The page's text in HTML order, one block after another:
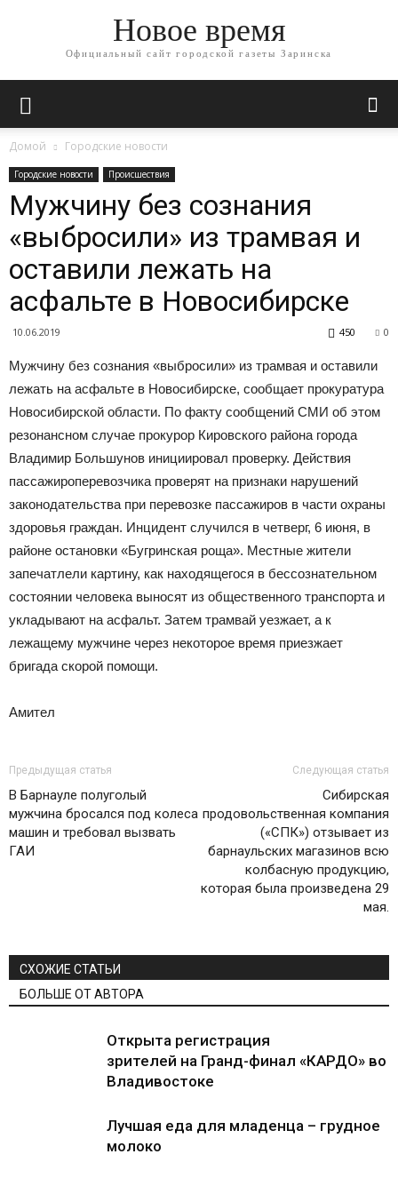
Новое время
Официальный сайт городской газеты Заринска
Домой Городские новости
Городские новости Происшествия
Мужчину без сознания
«выбросили» из трамвая и
оставили лежать на
асфальте в Новосибирске
10.06.2019 0
450
Мужчину без сознания «выбросили» из трамвая и оставили
лежать на асфальте в Новосибирске, сообщает прокуратура
Новосибирской области. По факту сообщений СМИ об этом
резонансном случае прокурор Кировского района города
Владимир Большунов инициировал проверку. Действия
пассажироперевозчика проверят на признаки нарушений
законодательства при перевозке пассажиров в части охраны
здоровья граждан. Инцидент случился в четверг, 6 июня, в
районе остановки «Бугринская роща». Местные жители
запечатлели картину, как находящегося в бессознательном
состоянии человека выносят из общественного транспорта и
укладывают на асфальт. Затем трамвай уезжает, а к
лежащему мужчине через некоторое время приезжает
бригада скорой помощи.
Амител
Предыдущая статья
В Барнауле полуголый
мужчина бросался под колеса
машин и требовал вызвать
ГАИ
Следующая статья
Сибирская
продовольственная компания
(«СПК») отзывает из
барнаульских магазинов всю
колбасную продукцию,
которая была произведена 29
мая.
СХОЖИЕ СТАТЬИ
БОЛЬШЕ ОТ АВТОРА
Открыта регистрация
зрителей на Гранд-финал «КАРДО» во
Владивостоке
Лучшая еда для младенца – грудное
молоко